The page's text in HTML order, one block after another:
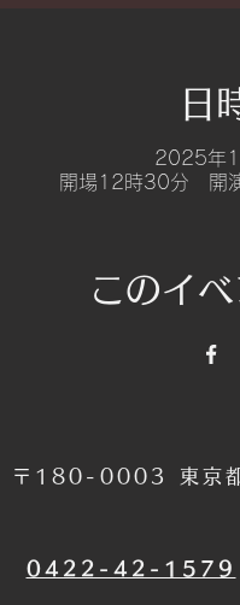
日
2025年
開場12時30分 開
このイ
〒180-0003 東京都
​0422-42-1579